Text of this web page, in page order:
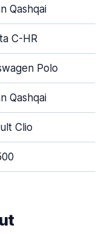
Qashqai
C-HR
Polo
Qashqai
Clio